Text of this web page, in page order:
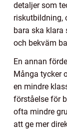
detaljer som
riskutbildning,
bara ska klara
och bekväm
En annan
Många tycker
en mindre
förståelse för
ofta mindre
att ge mer